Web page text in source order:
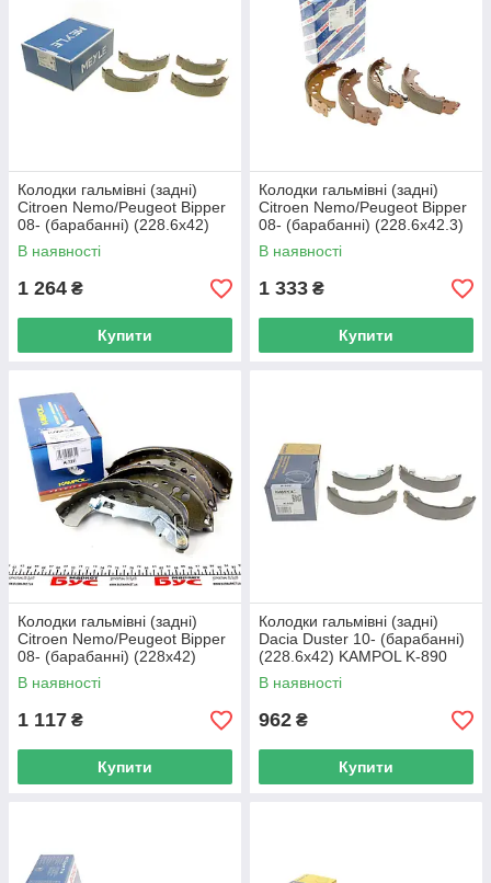
Колодки гальмівні (задні)
Citroen Nemo/Peugeot Bipper
08- (барабанні) (228.6x42)
MEYLE 40-14 533 0003 UA62
В наявності
1 264 ₴
Купити
Колодки гальмівні (задні)
Citroen Nemo/Peugeot Bipper
08- (барабанні) (228.6x42.3)
BOSCH 0 986 487 898 UA62
В наявності
1 333 ₴
Купити
Колодки гальмівні (задні)
Citroen Nemo/Peugeot Bipper
08- (барабанні) (228x42)
KAMPOL K-727 UA62
В наявності
1 117 ₴
Купити
Колодки гальмівні (задні)
Dacia Duster 10- (барабанні)
(228.6x42) KAMPOL K-890
UA62
В наявності
962 ₴
Купити